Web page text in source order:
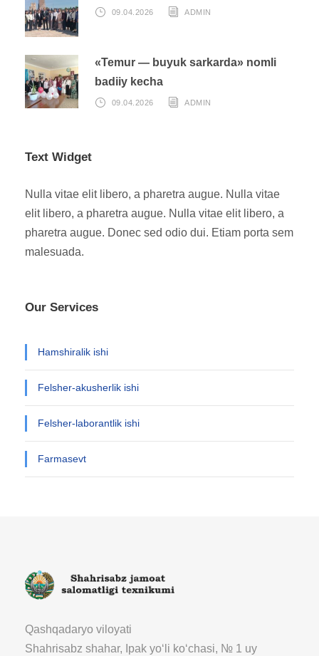
09.04.2026 ADMIN
«Temur — buyuk sarkarda» nomli
badiiy kecha
09.04.2026 ADMIN
Text Widget
Nulla vitae elit libero, a pharetra augue. Nulla vitae
elit libero, a pharetra augue. Nulla vitae elit libero, a
pharetra augue. Donec sed odio dui. Etiam porta sem
malesuada.
Our Services
Hamshiralik ishi
Felsher-akusherlik ishi
Felsher-laborantlik ishi
Farmasevt
Qashqadaryo viloyati
Shahrisabz shahar, Ipak yoʻli koʻchasi, № 1 uy